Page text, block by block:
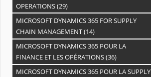
OPERATIONS(29)
MICROSOFT DYNAMICS 365 FOR SUPPLY
CHAIN MANAGEMENT(14)
MICROSOFT DYNAMICS 365 POUR LA
FINANCE ET LES OPÉRATIONS(36)
MICROSOFT DYNAMICS 365 POUR LA SUPPLY